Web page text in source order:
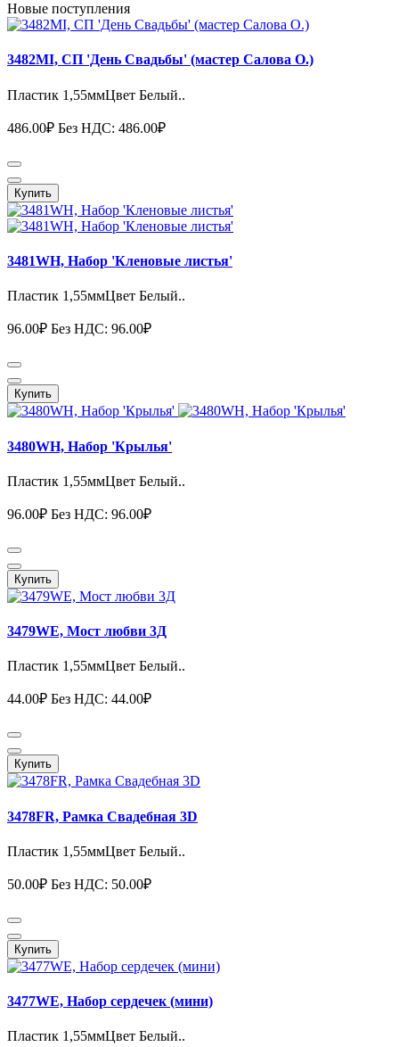
Новые поступления
3482MI, СП 'День Свадьбы' (мастер Салова О.)
Пластик 1,55ммЦвет Белый..
486.00₽ Без НДС: 486.00₽
Купить
3481WH, Набор 'Кленовые листья'
Пластик 1,55ммЦвет Белый..
96.00₽ Без НДС: 96.00₽
Купить
3480WH, Набор 'Крылья'
Пластик 1,55ммЦвет Белый..
96.00₽ Без НДС: 96.00₽
Купить
3479WE, Мост любви 3Д
Пластик 1,55ммЦвет Белый..
44.00₽ Без НДС: 44.00₽
Купить
3478FR, Рамка Свадебная 3D
Пластик 1,55ммЦвет Белый..
50.00₽ Без НДС: 50.00₽
Купить
3477WE, Набор сердечек (мини)
Пластик 1,55ммЦвет Белый..